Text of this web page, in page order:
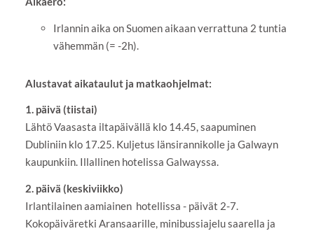
Irlannin aika on Suomen aikaan verrattuna 2 tuntia
vähemmän (= -2h).
Alustavat aikataulut ja matkaohjelmat:
1. päivä (tiistai)
Lähtö Vaasasta iltapäivällä klo 14.45, saapuminen
Dubliniin klo 17.25. Kuljetus länsirannikolle ja Galwayn
kaupunkiin. Illallinen hotelissa Galwayssa.
2. päivä (keskiviikko)
Irlantilainen aamiainen hotellissa - päivät 2-7.
Kokopäiväretki Aransaarille, minibussiajelu saarella ja